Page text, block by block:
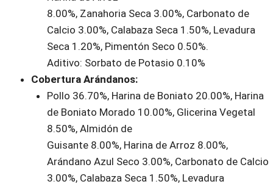
8.00%, Zanahoria Seca 3.00%, Carbonato de
Calcio 3.00%, Calabaza Seca 1.50%, Levadura
Seca 1.20%, Pimentón Seco 0.50%.
Aditivo: Sorbato de Potasio 0.10%
Cobertura Arándanos:
Pollo 36.70%, Harina de Boniato 20.00%, Harina
de Boniato Morado 10.00%, Glicerina Vegetal
8.50%, Almidón de
Guisante 8.00%, Harina de Arroz 8.00%,
Arándano Azul Seco 3.00%, Carbonato de Calcio
3.00%, Calabaza Seca 1.50%, Levadura